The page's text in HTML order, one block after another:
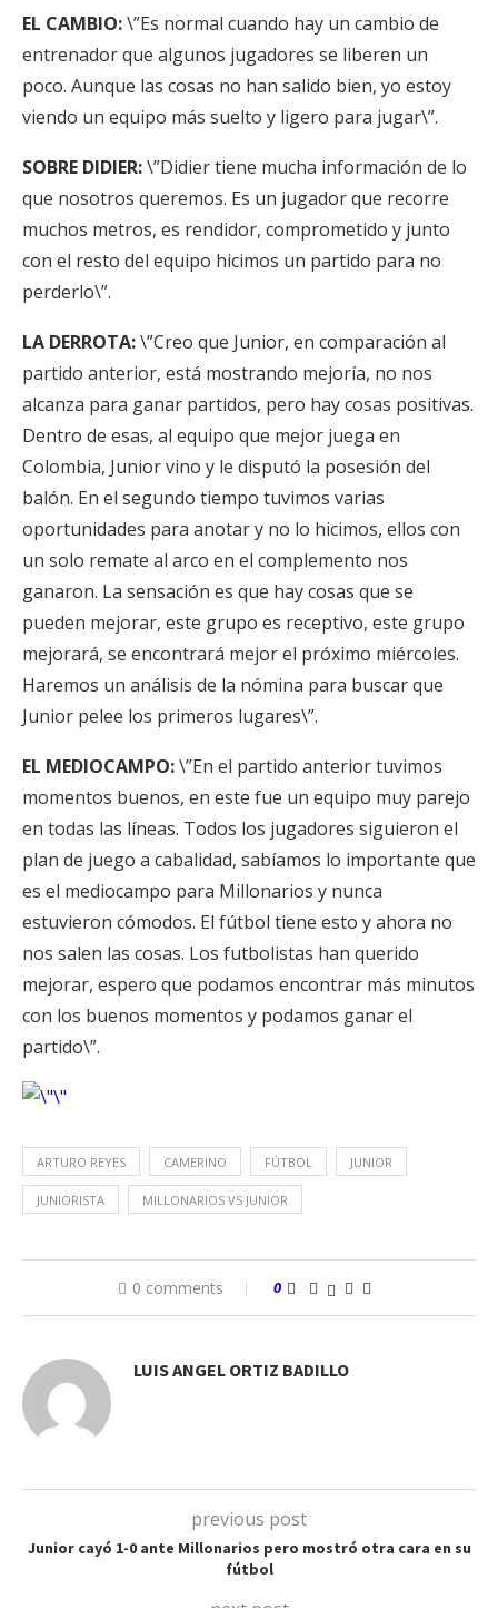
EL CAMBIO:\”Es normal cuando hay un cambio de
entrenador que algunos jugadores se liberen un
poco. Aunque las cosas no han salido bien, yo estoy
viendo un equipo más suelto y ligero para jugar\”.
SOBRE DIDIER:\”Didier tiene mucha información de lo
que nosotros queremos. Es un jugador que recorre
muchos metros, es rendidor, comprometido y junto
con el resto del equipo hicimos un partido para no
perderlo\”.
LA DERROTA:\”Creo que Junior, en comparación al
partido anterior, está mostrando mejoría, no nos
alcanza para ganar partidos, pero hay cosas positivas.
Dentro de esas, al equipo que mejor juega en
Colombia, Junior vino y le disputó la posesión del
balón. En el segundo tiempo tuvimos varias
oportunidades para anotar y no lo hicimos, ellos con
un solo remate al arco en el complemento nos
ganaron. La sensación es que hay cosas que se
pueden mejorar, este grupo es receptivo, este grupo
mejorará, se encontrará mejor el próximo miércoles.
Haremos un análisis de la nómina para buscar que
Junior pelee los primeros lugares\”.
EL MEDIOCAMPO:\”En el partido anterior tuvimos
momentos buenos, en este fue un equipo muy parejo
en todas las líneas. Todos los jugadores siguieron el
plan de juego a cabalidad, sabíamos lo importante que
es el mediocampo para Millonarios y nunca
estuvieron cómodos. El fútbol tiene esto y ahora no
nos salen las cosas. Los futbolistas han querido
mejorar, espero que podamos encontrar más minutos
con los buenos momentos y podamos ganar el
partido\”.
ARTURO REYES CAMERINO FÚTBOL JUNIOR
JUNIORISTA MILLONARIOS VS JUNIOR
0 comments 0
LUIS ANGEL ORTIZ BADILLO
previous post
Junior cayó 1-0 ante Millonarios pero mostró otra cara en su
fútbol